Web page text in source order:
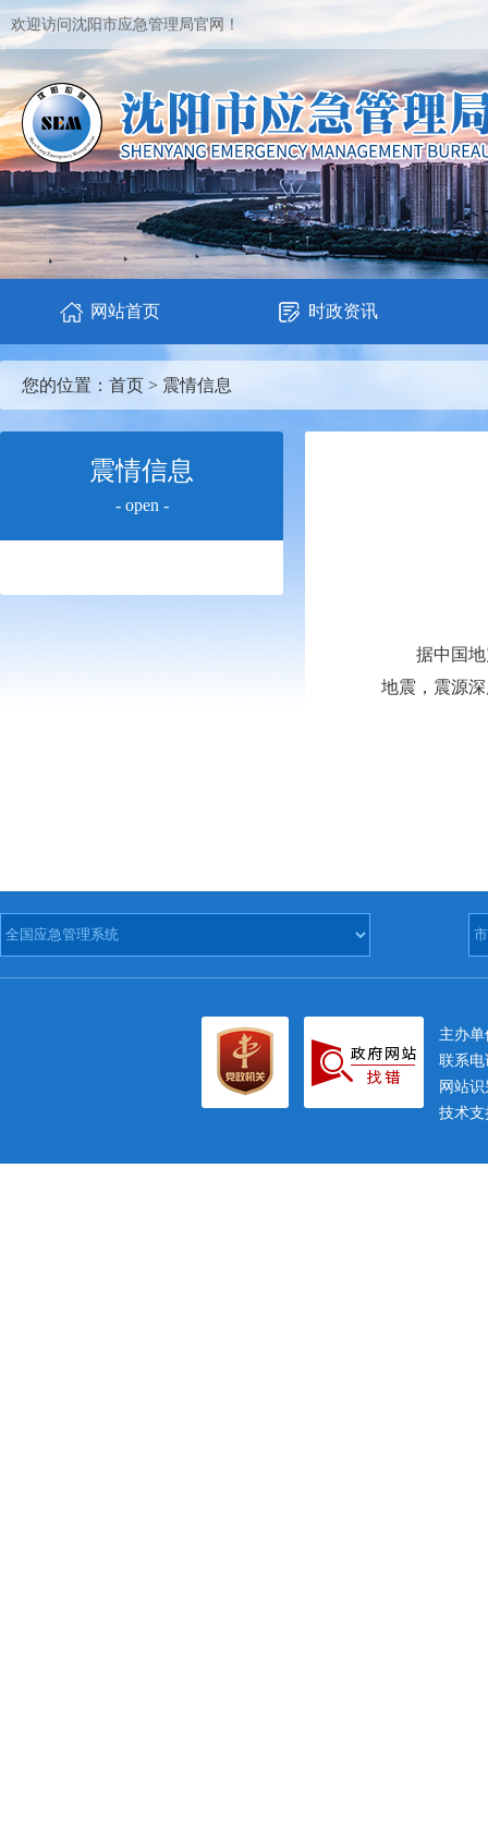
欢迎访问沈阳市应急管理局官网！
网站首页 时政资讯
您的位置： 首页 > 震情信息
震情信息
- open -
据中国地震
地震，震源
主办
联系电
网站
技术